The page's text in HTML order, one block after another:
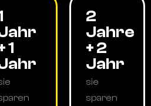
1
2
Jahre
+ 2
Jahr
sie
sparen